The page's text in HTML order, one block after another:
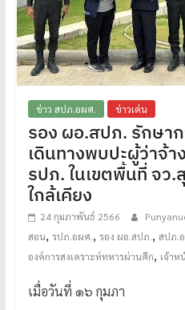
ข่าว สปภ.อผศ. ข่าวเด่น
รอง ผอ.สปภ. รักษา
เดินทางพบปะผู้ว่าจ้า
รปภ. ในเขตพื้นที่ จ
ใกล้เคียง
24 กุมภาพันธ์ 2566
สอน, รปภ.อผศ., รอง ผอ.สปภ., สปภ.
องค์การสงเคราะห์ทหารผ่านศึก, เจ้า
เมื่อวันที่ ๑๖ กุมภา